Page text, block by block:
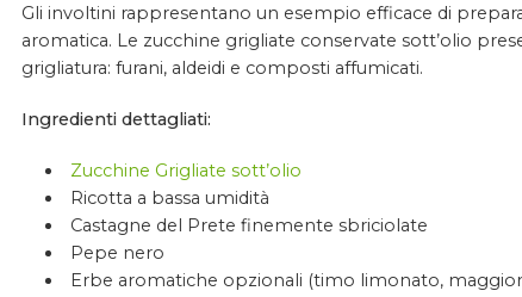
Gli involtini rappresentano un esempio efficace di
aromatica. Le zucchine grigliate conservate sott’olio
grigliatura: furani, aldeidi e composti affumicati.
Ingredienti dettagliati:
Zucchine Grigliate sott’olio
Ricotta a bassa umidità
Castagne del Prete finemente sbriciolate
Pepe nero
Erbe aromatiche opzionali (timo limonato,